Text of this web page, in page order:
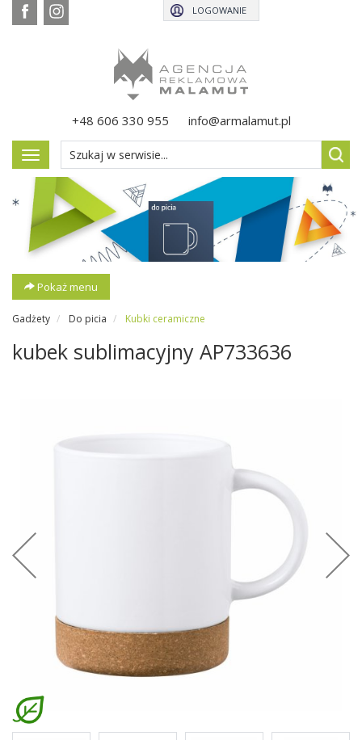
+48 606 330 955 info@armalamut.pl
LOGOWANIE
Pokaż
menu
Pokaż menu
Gadżety Do picia Kubki ceramiczne
kubek sublimacyjny AP733636